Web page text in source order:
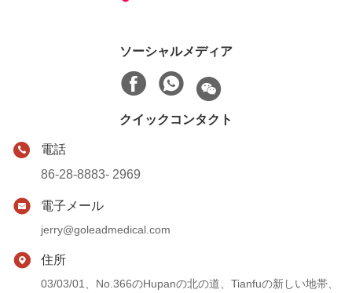
ソーシャルメディア
クイックコンタクト
電話
86-28-8883- 2969
電子メール
jerry@goleadmedical.com
住所
03/03/01、No.366のHupanの北の道、Tianfuの新しい地帯、